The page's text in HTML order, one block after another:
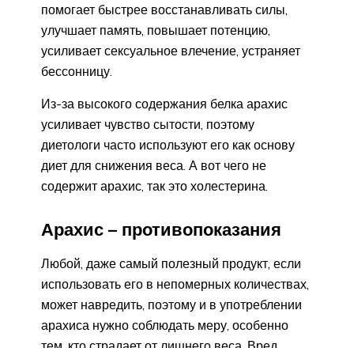
помогает быстрее восстанавливать силы,
улучшает память, повышает потенцию,
усиливает сексуальное влечение, устраняет
бессонницу.
Из-за высокого содержания белка арахис
усиливает чувство сытости, поэтому
диетологи часто используют его как основу
диет для снижения веса. А вот чего не
содержит арахис, так это холестерина.
Арахис – противопоказания
Любой, даже самый полезный продукт, если
использовать его в непомерных количествах,
может навредить, поэтому и в употреблении
арахиса нужно соблюдать меру, особенно